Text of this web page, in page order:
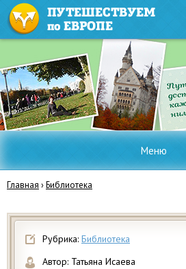
Меню
Главная ›Библиотека
Рубрика: Библиотека
Автор: Татьяна Исаева